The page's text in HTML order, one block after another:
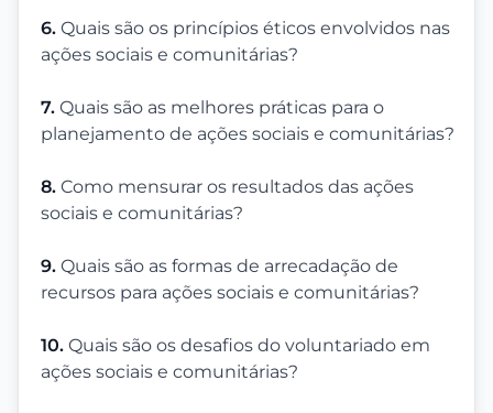
6. Quais são os princípios éticos envolvidos nas
ações sociais e comunitárias?
7. Quais são as melhores práticas para o
planejamento de ações sociais e comunitárias?
8. Como mensurar os resultados das ações
sociais e comunitárias?
9. Quais são as formas de arrecadação de
recursos para ações sociais e comunitárias?
10. Quais são os desafios do voluntariado em
ações sociais e comunitárias?